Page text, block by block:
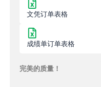
文凭订单表格
成绩单订单表格
完美的质量！